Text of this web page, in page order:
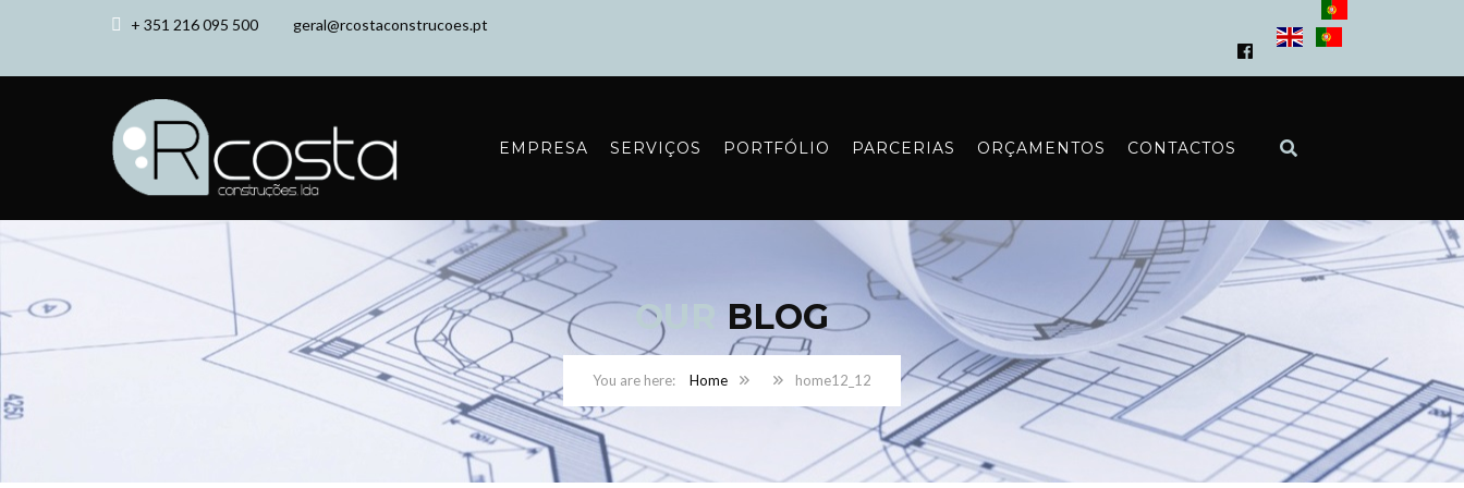
+ 351 216 095 500 geral@rcostaconstrucoes.pt
EMPRESA SERVIÇOS PORTFÓLIO PARCERIAS ORÇAMENTOS CONTACTOS
OUR BLOG
Home home12_12